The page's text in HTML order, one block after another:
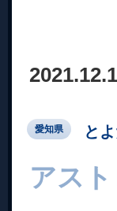
愛知県 と
アス